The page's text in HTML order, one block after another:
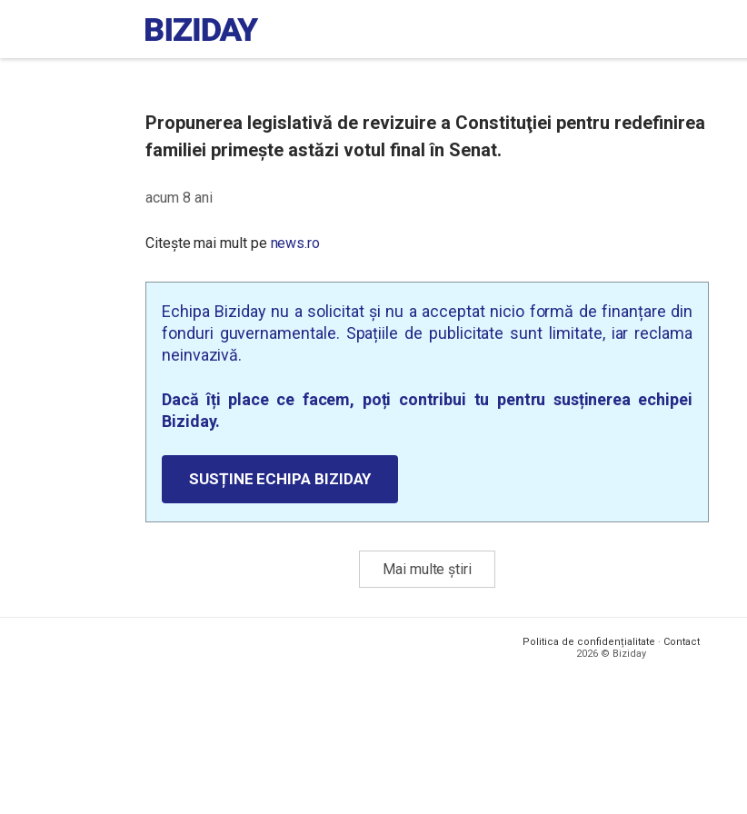
Propunerea legislativă de revizuire a Constituţiei pentru redefinirea
familiei primește astăzi votul final în Senat.
acum 8 ani
Citește mai mult pe news.ro
Echipa Biziday nu a solicitat și nu a acceptat nicio formă de finanțare din
fonduri guvernamentale. Spațiile de publicitate sunt limitate, iar reclama
neinvazivă.
Dacă îți place ce facem, poți contribui tu pentru susținerea echipei
Biziday.
SUSȚINE ECHIPA BIZIDAY
Mai multe știri
Politica de confidențialitate · Contact
2026 © Biziday